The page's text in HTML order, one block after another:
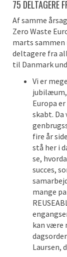
75 DELTAGERE
Af samme
Zero Waste
marts sammen
deltagere fra
til Danmark
Vi er
jubilæum,
Europa
skabt.
fire år
stå her i
se,
succes,
mange
kan være
Laursen,